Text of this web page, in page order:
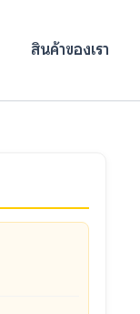
สินค้าของเรา